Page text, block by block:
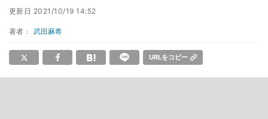
更新日 2021/10/19 14:52
著者： 武田麻希
URLをコピー